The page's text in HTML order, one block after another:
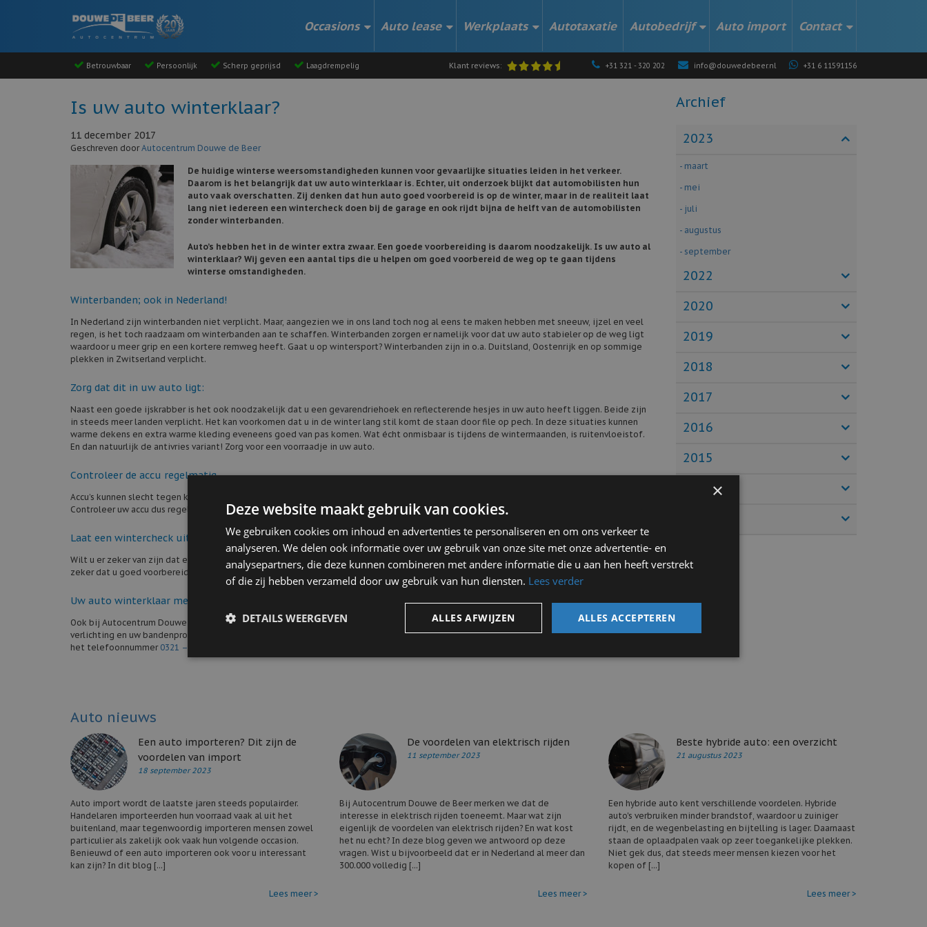
Occasions Auto lease Werkplaats Autotaxatie Autobedrijf Auto import Contact
Betrouwbaar Persoonlijk Scherp geprijsd Laagdrempelig Klant reviews: +31 321 - 320 202 info@douwedebeer.nl +31 6 11591156
Is uw auto winterklaar?
11 december 2017
Geschreven doorAutocentrum Douwe de Beer
De huidige winterse weersomstandigheden kunnen voor gevaarlijke situaties leiden in het verkeer.
Daarom is het belangrijk dat uw auto winterklaar is. Echter, uit onderzoek blijkt dat automobilisten hun
auto vaak overschatten. Zij denken dat hun auto goed voorbereid is op de winter, maar in de realiteit laat
lang niet iedereen een wintercheck doen bij de garage en ook rijdt bijna de helft van de automobilisten
zonder winterbanden.
Auto’s hebben het in de winter extra zwaar. Een goede voorbereiding is daarom noodzakelijk. Is uw auto al
winterklaar? Wij geven een aantal tips die u helpen om goed voorbereid de weg op te gaan tijdens
winterse omstandigheden.
Winterbanden; ook in Nederland!
In Nederland zijn winterbanden niet verplicht. Maar, aangezien we in ons land toch nog al eens te maken hebben met sneeuw, ijzel en veel
regen, is het toch raadzaam om winterbanden aan te schaffen. Winterbanden zorgen er namelijk voor dat uw auto stabieler op de weg ligt
waardoor u meer grip en een kortere remweg heeft. Gaat u op wintersport? Winterbanden zijn in o.a. Duitsland, Oostenrijk en op sommige
plekken in Zwitserland verplicht.
Zorg dat dit in uw auto ligt:
Naast een goede ijskrabber is het ook noodzakelijk dat u een gevarendriehoek en reflecterende hesjes in uw auto heeft liggen. Beide zijn
in steeds meer landen verplicht. Het kan voorkomen dat u in de winter lang stil komt de staan door file op pech. In deze situaties kunnen
warme dekens en extra warme kleding eveneens goed van pas komen. Wat écht onmisbaar is tijdens de wintermaanden, is ruitenvloeistof.
En dan natuurlijk de antivries variant! Zorg voor een voorraadje in uw auto.
Controleer de accu regelmatig
Accu’s kunnen slecht tegen kou. De kans op een kapotte of lege accu is groot, dit is dan ook vaak de oorzaak van ongevallen in de winter.
Controleer uw accu dus regelmatig of laat hem vervangen. Gemiddeld heeft een accu een levensduur van zes jaar.
Laat een wintercheck uitvoeren
Wilt u er zeker van zijn dat er niets over het hoofd wordt gezien? Laat dan een wintercheck uitvoeren bij een garage. Op die manier weet u
zeker dat u goed voorbereid de weg op gaat!
Uw auto winterklaar met hulp van Autocentrum Douwe de Beer
Ook bij Autocentrum Douwe de Beer kunt u een wintercheck laten uitvoeren. Wij controleren dan o.a. de accu, de vloeistofniveau’s, de
verlichting en uw bandenprofiel- en spanning. Maak direct een afspraak via het afsprakenformulier op onzewerkplaats paginaof bel ons op
het telefoonnummer 0321 – 320 202
Archief
2023
- maart
- mei
- juli
- augustus
- september
2022
2020
2019
2018
2017
2016
2015
Auto nieuws
Een auto importeren? Dit zijn de
voordelen van import
18 september 2023
Auto import wordt de laatste jaren steeds populairder.
Handelaren importeerden hun voorraad vaak al uit het
buitenland, maar tegenwoordig importeren mensen zowel
particulier als zakelijk ook vaak hun volgende occasion.
Benieuwd of een auto importeren ook voor u interessant
kan zijn? In dit blog [...]
Lees meer >
De voordelen van elektrisch rijden
11 september 2023
Bij Autocentrum Douwe de Beer merken we dat de
interesse in elektrisch rijden toeneemt. Maar wat zijn
eigenlijk de voordelen van elektrisch rijden? En wat kost
het nu echt? In deze blog geven we antwoord op deze
vragen. Wist u bijvoorbeeld dat er in Nederland al meer dan
300.000 volledig [...]
Lees meer >
Beste hybride auto: een overzicht
21 augustus 2023
Een hybride auto kent verschillende voordelen. Hybride
auto's verbruiken minder brandstof, waardoor u zuiniger
rijdt, en de wegenbelasting en bijtelling is lager. Daarnaast
staan de oplaadpalen vaak op zeer toegankelijke plekken.
Niet gek dus, dat steeds meer mensen kiezen voor het
kopen of [...]
Lees meer >
×
Deze website maakt gebruik van cookies.
We gebruiken cookies om inhoud en advertenties te personaliseren en om ons verkeer te
analyseren. We delen ook informatie over uw gebruik van onze site met onze advertentie- en
analysepartners, die deze kunnen combineren met andere informatie die u aan hen heeft verstrekt
of die zij hebben verzameld door uw gebruik van hun diensten. Lees verder
ALLES ACCEPTEREN
ALLES AFWIJZEN
DETAILS WEERGEVEN